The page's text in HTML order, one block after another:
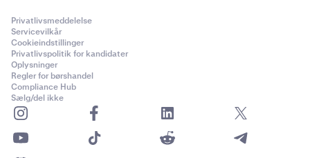
Privatlivsmeddelelse
Servicevilkår
Cookieindstillinger
Privatlivspolitik for kandidater
Oplysninger
Regler for børshandel
Compliance Hub
Sælg/del ikke